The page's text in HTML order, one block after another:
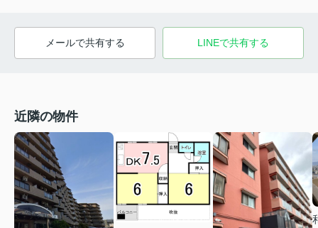
メールで共有する LINEで共有する
近隣の物件